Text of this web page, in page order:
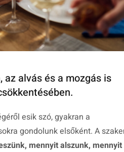
alvás és a mozgás is
esik szó, gyakran a
gondolunk elsőként. A
mennyit alszunk, mennyit